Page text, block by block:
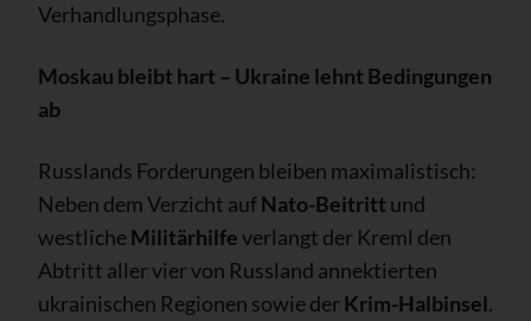
Verhandlungsphase.
Moskau bleibt hart – Ukraine lehnt Bedingungen
ab
Russlands Forderungen bleiben maximalistisch:
Neben dem Verzicht aufNato-Beitritt und
westlicheMilitärhilfeverlangt der Kreml den
Abtritt aller vier von Russland annektierten
ukrainischen Regionen sowie derKrim-Halbinsel.